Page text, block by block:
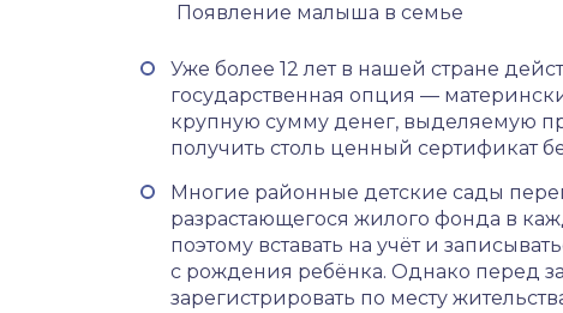
Появление малыша в семье
Уже более 12 лет в нашей стране
государственная опция —
крупную сумму денег, выделяемую
получить столь ценный сертификат
Многие районные детские сады
разрастающегося жилого фонда в
поэтому вставать на учёт и
с рождения ребёнка. Однако перед
зарегистрировать по месту